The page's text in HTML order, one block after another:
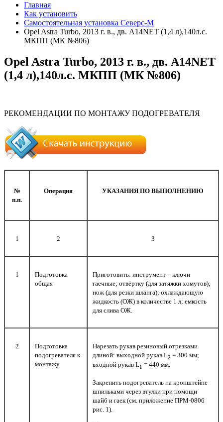
Главная
Как установить
Самостоятельная установка Северс-М
Opel Astra Turbo, 2013 г. в., дв. А14NET (1,4 л),140л.с.
МКПП (МК №806)
Opel Astra Turbo, 2013 г. в., дв. А14NET
(1,4 л),140л.с. МКПП (МК №806)
РЕКОМЕНДАЦИИ ПО МОНТАЖУ ПОДОГРЕВАТЕЛЯ
№
п.п.
Операция УКАЗАНИЯ ПО ВЫПОЛНЕНИЮ
1 2 3
1
Подготовка
общая
Приготовить: инструмент – ключи
гаечные; отвёртку (для затяжки хомутов);
нож (для резки шланга); охлаждающую
жидкость (ОЖ) в количестве 1 л; емкость
для слива ОЖ.
2
Подготовка
подогревателя к
монтажу
Нарезать рукав резиновый отрезками
длиной: выходной рукав L2 = 300 мм;
входной рукав L1 = 440 мм.
Закрепить подогреватель на кронштейне
шпильками через втулки при помощи
шайб и гаек (см. приложение ПРМ-0806
рис. 1).